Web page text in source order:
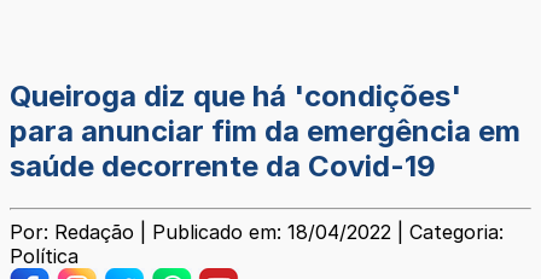
Queiroga diz que há 'condições'
para anunciar fim da emergência em
saúde decorrente da Covid-19
Por: Redação | Publicado em: 18/04/2022 | Categoria:
Política